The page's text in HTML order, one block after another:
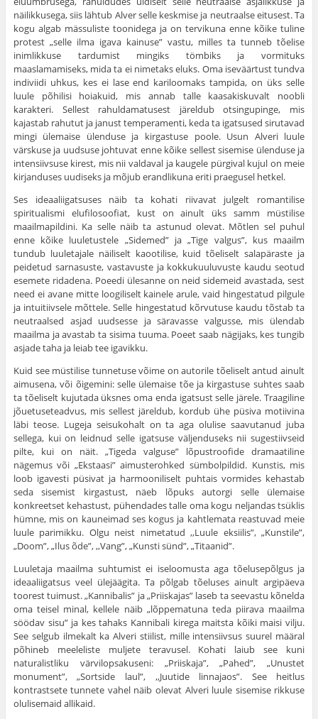
näilikkusega, siis lähtub Alver selle keskmise ja neutraalse eitusest. Ta
kogu algab mässuliste toonidega ja on tervikuna enne kõike tuline
protest „selle ilma igava kainuse” vastu, milles ta tunneb tõelise
inimlikkuse tardumist mingiks tömbiks ja vormituks
maaslamamiseks, mida ta ei nimetaks eluks. Oma iseväärtust tundva
indiviidi uhkus, kes ei lase end kariloomaks tampida, on üks selle
luule põhilisi hoiakuid, mis annab talle kaasakiskuvalt noobli
karakteri. Sellest rahuldamatusest järeldub otsingupinge, mis
kajastab rahutut ja janust temperamenti, keda ta igatsused sirutavad
mingi ülemaise ülenduse ja kirgastuse poole. Usun Alveri luule
värskuse ja uudsuse johtuvat enne kõike sellest sisemise ülenduse ja
intensiivsuse kirest, mis nii valdaval ja kaugele pürgival kujul on meie
kirjanduses uudiseks ja mõjub erandlikuna eriti praegusel hetkel.
Ses ideaaliigatsuses näib ta kohati riivavat julgelt romantilise
spiritualismi elufilosoofiat, kust on ainult üks samm müstilise
maailmapildini. Ka selle näib ta astunud olevat. Mõtlen sel puhul
enne kõike luuletustele „Sidemed” ja „Tige valgus”, kus maailm
tundub luuletajale näiliselt kaootilise, kuid tõeliselt salapäraste ja
peidetud sarnasuste, vastavuste ja kokkukuuluvuste kaudu seotud
esemete ridadena. Poeedi ülesanne on neid sidemeid avastada, sest
need ei avane mitte loogiliselt kainele arule, vaid hingestatud pilgule
ja intuitiivsele mõttele. Selle hingestatud kõrvutuse kaudu tõstab ta
neutraalsed asjad uudsesse ja säravasse valgusse, mis ülendab
maailma ja avastab ta sisima tuuma. Poeet saab nägijaks, kes tungib
asjade taha ja leiab tee igavikku.
Kuid see müstilise tunnetuse võime on autorile tõeliselt antud ainult
aimusena, või õigemini: selle ülemaise tõe ja kirgastuse suhtes saab
ta tõeliselt kujutada üksnes oma enda igatsust selle järele. Traagiline
jõuetuseteadvus, mis sellest järeldub, kordub ühe püsiva motiivina
läbi teose. Lugeja seisukohalt on ta aga olulise saavutanud juba
sellega, kui on leidnud selle igatsuse väljenduseks nii sugestiivseid
pilte, kui on näit. „Tigeda valguse” lõpustroofide dramaatiline
nägemus või „Ekstaasi” aimusterohked sümbolpildid. Kunstis, mis
loob igavesti püsivat ja harmooniliselt puhtais vormides kehastab
seda sisemist kirgastust, näeb lõpuks autorgi selle ülemaise
konkreetset kehastust, pühendades talle oma kogu neljandas tsüklis
hümne, mis on kauneimad ses kogus ja kahtlemata reastuvad meie
luule parimikku. Olgu neist nimetatud ,,Luule eksiilis”, „Kunstile”,
„Doom”, „Ilus õde”, ,,Vang”, „Kunsti sünd”, „Titaanid”.
Luuletaja maailma suhtumist ei iseloomusta aga tõelusepõlgus ja
ideaaliigatsus veel ülejäägita. Ta põlgab tõeluses ainult argipäeva
toorest tuimust. „Kannibalis” ja „Priiskajas” laseb ta seevastu kõnelda
oma teisel minal, kellele näib „lõppematuna teda piirava maailma
söödav sisu” ja kes tahaks Kannibali kirega maitsta kõiki maisi vilju.
See selgub ilmekalt ka Alveri stiilist, mille intensiivsus suurel määral
põhineb meeleliste muljete teravusel. Kohati laiub see kuni
naturalistliku värvilopsakuseni: „Priiskaja”, „Pahed”, „Unustet
monument”, „Sortside laul”, ,,Juutide linnajaos”. See heitlus
kontrastsete tunnete vahel näib olevat Alveri luule sisemise rikkuse
olulisemaid allikaid.